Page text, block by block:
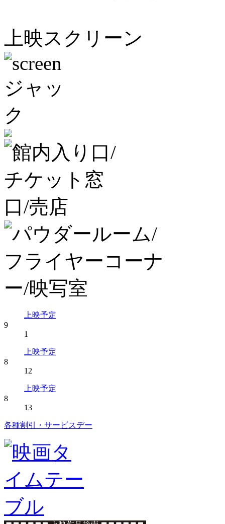
上映スクリーン
上映予定
9
1
上映予定
8
12
上映予定
8
13
各種割引・サービスデー